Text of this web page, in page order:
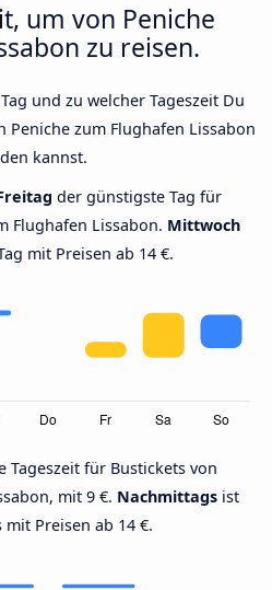
um von Peniche
zu reisen.
und zu welcher Tageszeit Du
Peniche zum Flughafen Lissabon
kannst.
der günstigste Tag für
Flughafen Lissabon. Mittwoch
mit Preisen ab 14 €.
Tageszeit für Bustickets von
mit 9 €. Nachmittags ist
mit Preisen ab 14 €.